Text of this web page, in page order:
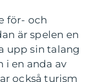
för- och
är spelen en
upp sin talang
i en anda av
också turism